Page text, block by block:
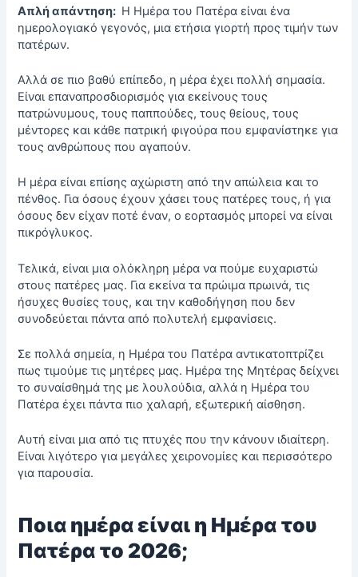
Απλή απάντηση: Η Ημέρα του Πατέρα είναι ένα
ημερολογιακό γεγονός, μια ετήσια γιορτή προς τιμήν των
πατέρων.
Αλλά σε πιο βαθύ επίπεδο, η μέρα έχει πολλή σημασία.
Είναι επαναπροσδιορισμός για εκείνους τους
πατρώνυμους, τους παππούδες, τους θείους, τους
μέντορες και κάθε πατρική φιγούρα που εμφανίστηκε για
τους ανθρώπους που αγαπούν.
Η μέρα είναι επίσης αχώριστη από την απώλεια και το
πένθος. Για όσους έχουν χάσει τους πατέρες τους, ή για
όσους δεν είχαν ποτέ έναν, ο εορτασμός μπορεί να είναι
πικρόγλυκος.
Τελικά, είναι μια ολόκληρη μέρα να πούμε ευχαριστώ
στους πατέρες μας. Για εκείνα τα πρώιμα πρωινά, τις
ήσυχες θυσίες τους, και την καθοδήγηση που δεν
συνοδεύεται πάντα από πολυτελή εμφανίσεις.
Σε πολλά σημεία, η Ημέρα του Πατέρα αντικατοπτρίζει
πως τιμούμε τις μητέρες μας. Ημέρα της Μητέρας δείχνει
το συναίσθημά της με λουλούδια, αλλά η Ημέρα του
Πατέρα έχει πάντα πιο χαλαρή, εξωτερική αίσθηση.
Αυτή είναι μια από τις πτυχές που την κάνουν ιδιαίτερη.
Είναι λιγότερο για μεγάλες χειρονομίες και περισσότερο
για παρουσία.
Ποια ημέρα είναι η Ημέρα του
Πατέρα το 2026;